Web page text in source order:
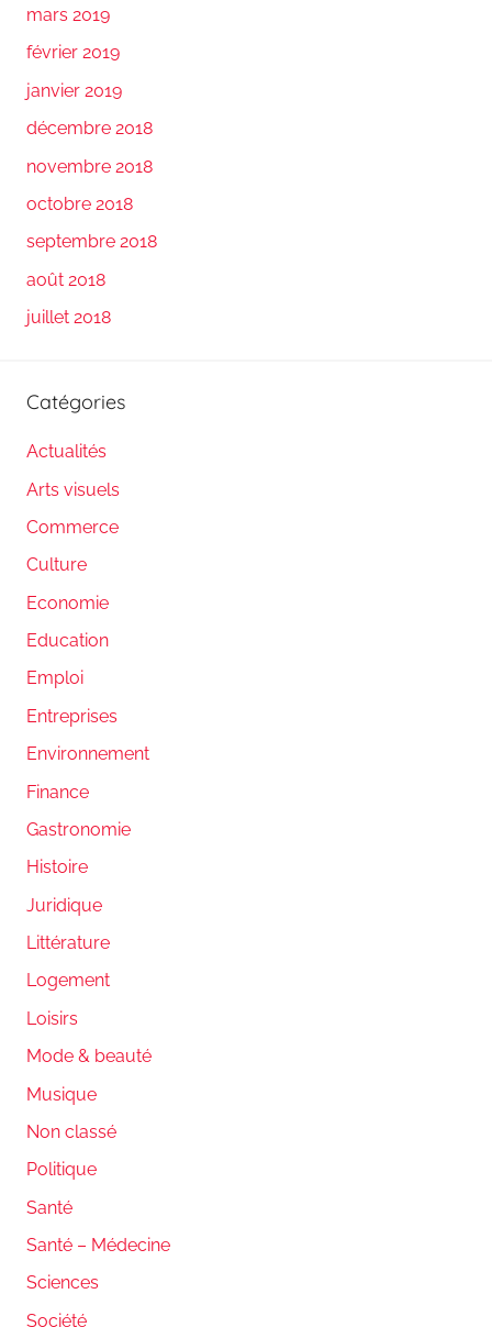
mars 2019
février 2019
janvier 2019
décembre 2018
novembre 2018
octobre 2018
septembre 2018
août 2018
juillet 2018
Catégories
Actualités
Arts visuels
Commerce
Culture
Economie
Education
Emploi
Entreprises
Environnement
Finance
Gastronomie
Histoire
Juridique
Littérature
Logement
Loisirs
Mode & beauté
Musique
Non classé
Politique
Santé
Santé – Médecine
Sciences
Société